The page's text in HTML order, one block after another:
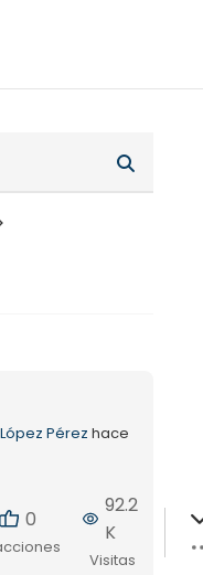
Pérez hace
0
92.2
K
Visitas